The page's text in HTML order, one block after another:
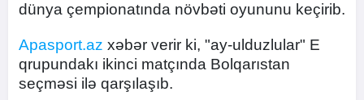
dünya çempionatında növbəti oyununu keçirib.
Apasport.az xəbər verir ki, "ay-ulduzlular" E
qrupundakı ikinci matçında Bolqarıstan
seçməsi ilə qarşılaşıb.